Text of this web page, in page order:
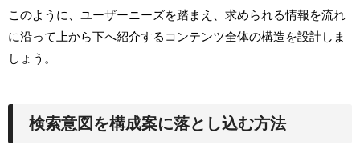
このように、ユーザーニーズを踏まえ、求められる情報を流れ
に沿って上から下へ紹介するコンテンツ全体の構造を設計しま
しょう。
検索意図を構成案に落とし込む方法